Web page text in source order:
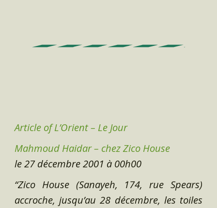
Article of L’Orient – Le Jour
Mahmoud Haidar – chez Zico House
le 27 décembre 2001 à 00h00
“Zico House (Sanayeh, 174, rue Spears)
accroche, jusqu’au 28 décembre, les toiles